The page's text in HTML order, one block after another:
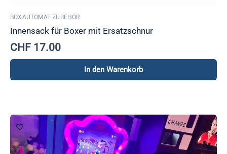
BOXAUTOMAT ZUBEHÖR
Innensack für Boxer mit Ersatzschnur
CHF 17.00
In den Warenkorb